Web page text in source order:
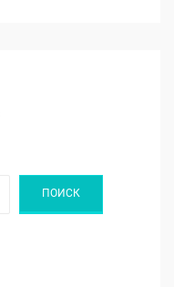
ПОИСК